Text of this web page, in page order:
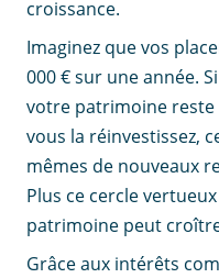
croissance.
Imaginez que vos
000 € sur une année.
votre patrimoine reste
vous la réinvestissez,
mêmes de nouveaux
Plus ce cercle
patrimoine peut
Grâce aux intérêts